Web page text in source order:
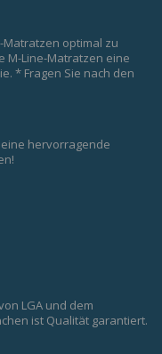
Matratzen optimal zu
M-Line-Matratzen eine
* Fragen Sie nach den
hervorragende
LGA und dem
ist Qualität garantiert.